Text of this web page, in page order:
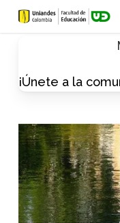
Skip
¡Únete a la